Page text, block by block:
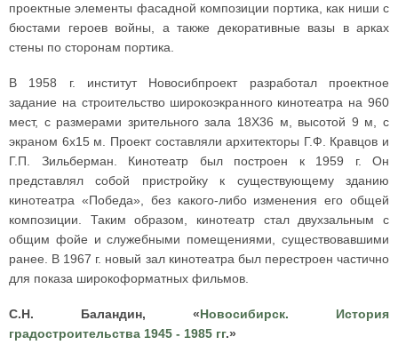
проектные элементы фасадной композиции портика, как ниши с
бюстами героев войны, а также декоративные вазы в арках
стены по сторонам портика.
В 1958 г. институт Новосибпроект разработал проектное
задание на строительство широкоэкранного кинотеатра на 960
мест, с размерами зрительного зала 18X36 м, высотой 9 м, с
экраном 6x15 м. Проект составляли архитекторы Г.Ф. Кравцов и
Г.П. Зильберман. Кинотеатр был построен к 1959 г. Он
представлял собой пристройку к существующему зданию
кинотеатра «Победа», без какого-либо изменения его общей
композиции. Таким образом, кинотеатр стал двухзальным с
общим фойе и служебными помещениями, существовавшими
ранее. В 1967 г. новый зал кинотеатра был перестроен частично
для показа широкоформатных фильмов.
С.Н. Баландин, «Новосибирск. История
градостроительства 1945 - 1985 гг.»